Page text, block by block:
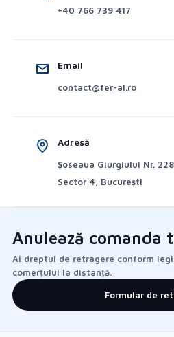
+40 766 739 417
Email
contact@fer-al.ro
Adresă
Șoseaua Giurgiului Nr. 228
Sector 4, București
Anulează comanda
Ai dreptul de retragere conform
comerțului la distanță.
Formular de